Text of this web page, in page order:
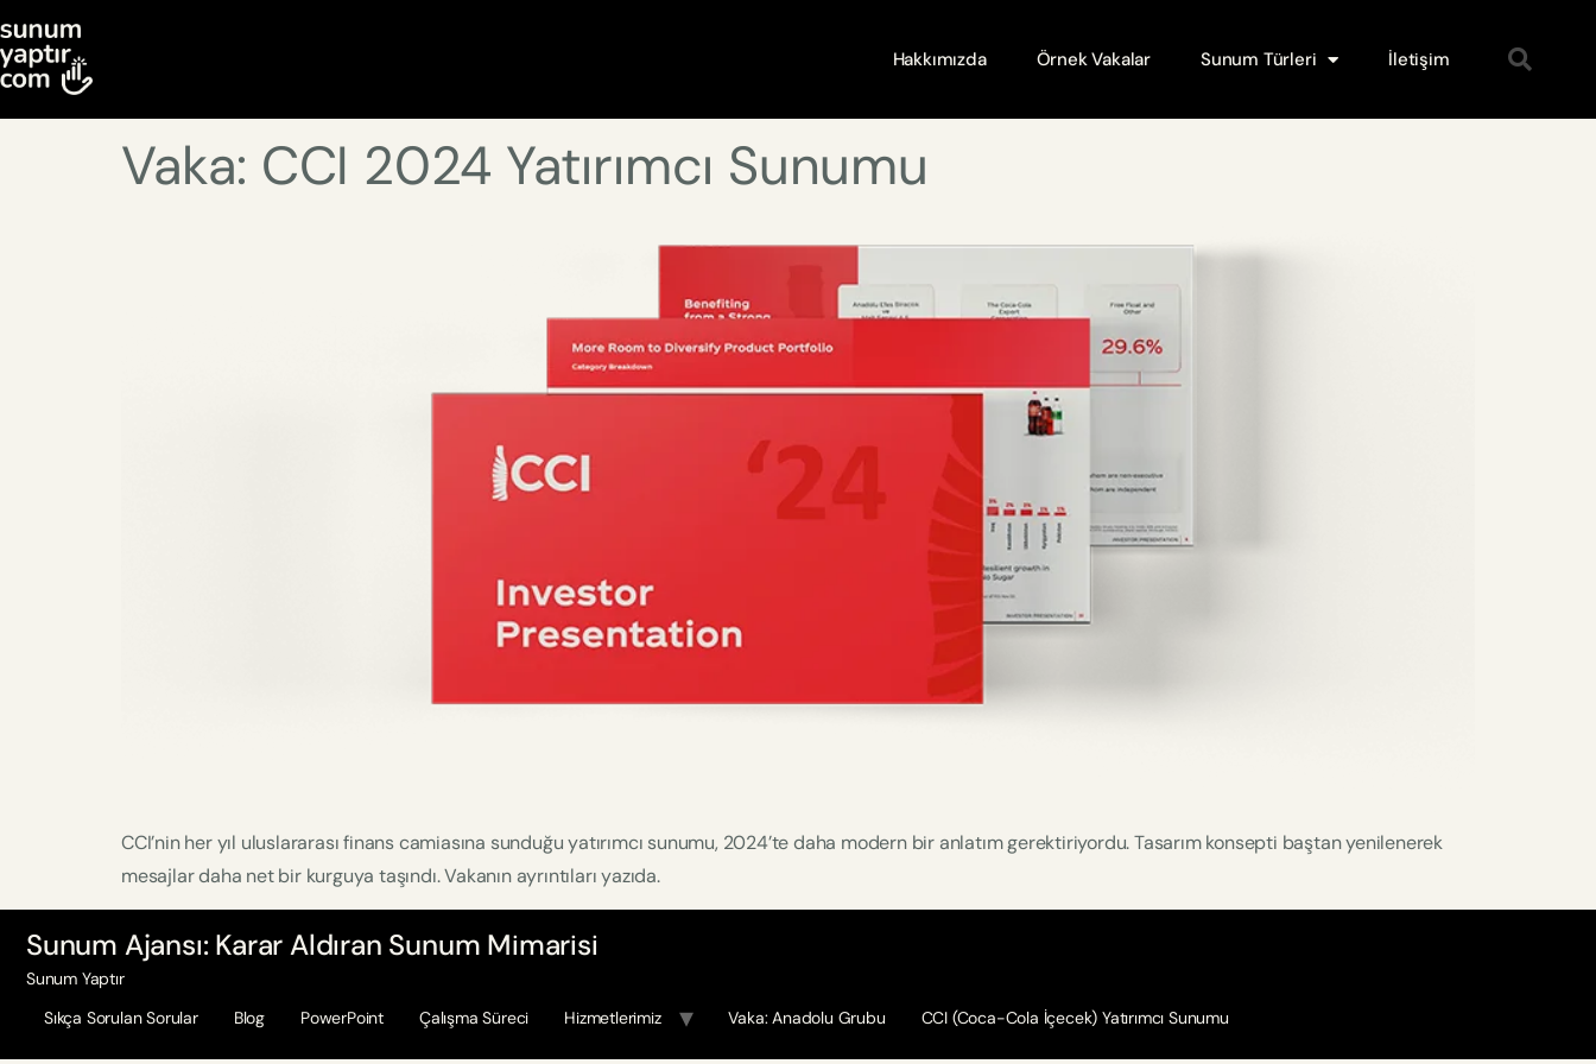
Hakkımızda Örnek Vakalar Sunum Türleri İletişim
Vaka: CCI 2024 Yatırımcı Sunumu
CCI’nin her yıl uluslararası finans camiasına sunduğu yatırımcı sunumu, 2024’te daha modern bir anlatım gerektiriyordu. Tasarım konsepti baştan yenilenerek
mesajlar daha net bir kurguya taşındı. Vakanın ayrıntıları yazıda.
Sunum Ajansı: Karar Aldıran Sunum Mimarisi
Sunum Yaptır
Sıkça Sorulan Sorular
Blog PowerPoint Çalışma Süreci Hizmetlerimiz Vaka: Anadolu Grubu CCI (Coca-Cola İçecek) Yatırımcı Sunumu